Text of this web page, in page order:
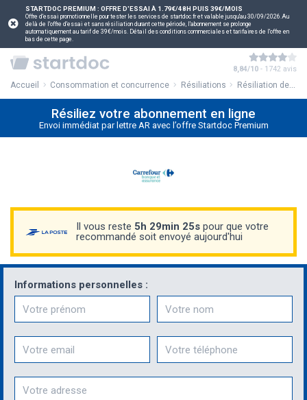
STARTDOC PREMIUM : OFFRE D'ESSAI À 1.79€/48H PUIS 39€/MOIS
Offre d'essai promotionnelle pour tester les services de startdoc.fr et valable jusqu'au 30/09/2026.Au
delà de l'offre d'essai et sans résiliation durant cette période, l'abonnement se prolonge
automatiquement au tarif de 39€/mois. Détail des conditions commerciales et tarifaires de l'offre en
bas de cette page.
8,84/10 - 1742 avis
Accueil Consommation et concurrence Résiliations Résiliation de votre carte Pass Carrefour Banque
Résiliez votre abonnement en ligne
Envoi immédiat par lettre AR avec l’offre Startdoc Premium
Il vous reste 5h 29min 25spour que votre
recommandé soit envoyé aujourd'hui
Informations personnelles :
Prénom Nom
Email Téléphone